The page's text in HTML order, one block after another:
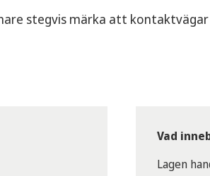
stegvis märka att
Vad
Lagen